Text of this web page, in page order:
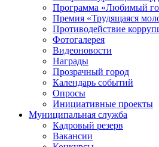
Программа «Любимый
Премия «Трудящаяся
Противодействие
Фотогалерея
Видеоновости
Награды
Прозрачный город
Календарь событий
Опросы
Инициативные проекты
Муниципальная служба
Кадровый резерв
Вакансии